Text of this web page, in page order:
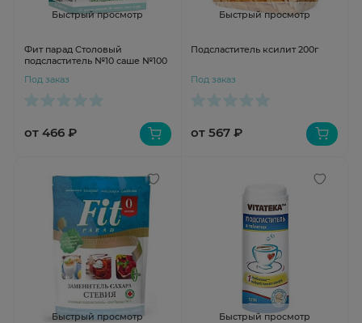
Быстрый просмотр
Фит парад Столовый
подсластитель №10 саше №100
Под заказ
от 466 ₽
Быстрый просмотр
Подсластитель ксилит 200г
Под заказ
от 567 ₽
Быстрый просмотр Быстрый просмотр